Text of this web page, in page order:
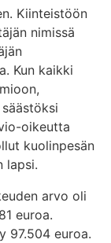
Kiinteistöön
nimissä
Kun kaikki
oikeutta
kuolinpesän
lapsi.
arvo oli
euroa.
97.504 euroa.